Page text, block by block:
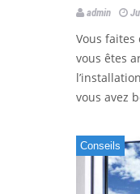
admin
Vous
vous êtes
vous avez
Conseils